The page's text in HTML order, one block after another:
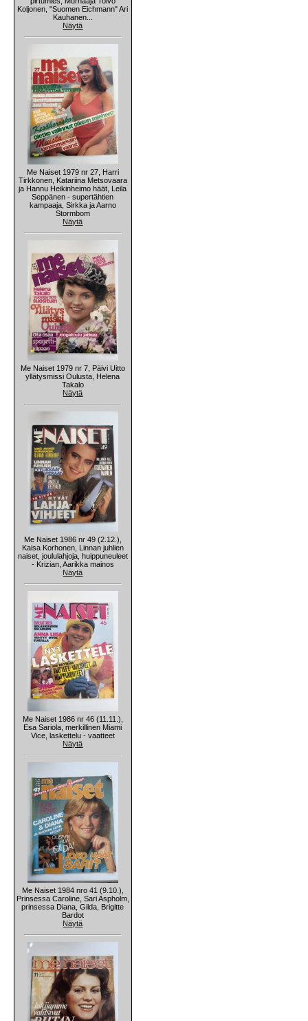
Koljonen, "Suomen Eichmann" Ari
Kauhanen...
Näytä
Me Naiset 1979 nr 27, Harri
Tirkkonen, Katariina Metsovaara
ja Hannu Heikinheimo häät, Leila
Seppänen - supertähtien
kampaaja, Sirkka ja Aarno
Stormbom
Näytä
Me Naiset 1979 nr 7, Päivi Uitto
yllätysmissi Oulusta, Helena
Takalo
Näytä
Me Naiset 1986 nr 49 (2.12.),
Kaisa Korhonen, Linnan juhlien
naiset, joululahjoja, huippuneuleet
- Krizian, Aarikka mainos
Näytä
Me Naiset 1986 nr 46 (11.11.),
Esa Sariola, merkillinen Miami
Vice, laskettelu - vaatteet
Näytä
Me Naiset 1984 nro 41 (9.10.),
Prinsessa Caroline, Sari Aspholm,
prinsessa Diana, Gilda, Brigitte
Bardot
Näytä